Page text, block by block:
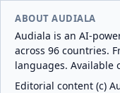
ABOUT AUDIALA
Audiala is an AI-
across 96 countries.
languages. Available
Editorial content (c)